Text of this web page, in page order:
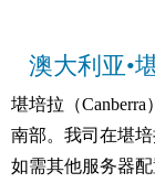
澳大利亚•
堪培拉（
南部。我司在堪
如需其他服务器配